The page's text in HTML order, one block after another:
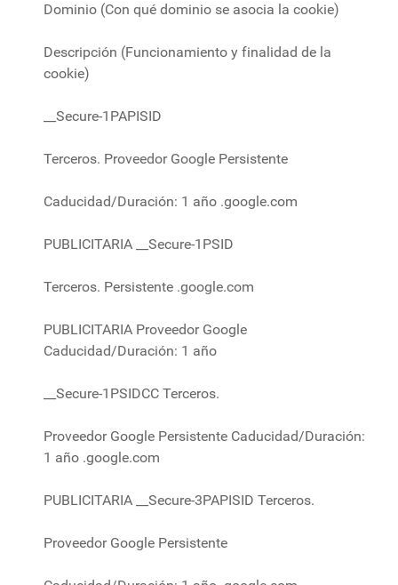
Dominio (Con qué dominio se asocia la cookie)
Descripción (Funcionamiento y finalidad de la
cookie)
__Secure-1PAPISID
Terceros. Proveedor Google Persistente
Caducidad/Duración: 1 año .google.com
PUBLICITARIA __Secure-1PSID
Terceros. Persistente .google.com
PUBLICITARIA Proveedor Google
Caducidad/Duración: 1 año
__Secure-1PSIDCC Terceros.
Proveedor Google Persistente Caducidad/Duración:
1 año .google.com
PUBLICITARIA __Secure-3PAPISID Terceros.
Proveedor Google Persistente